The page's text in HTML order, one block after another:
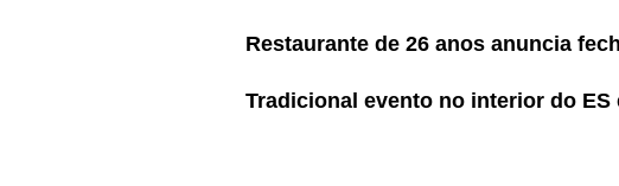
Restaurante de 26 anos anuncia
Tradicional evento no interior do